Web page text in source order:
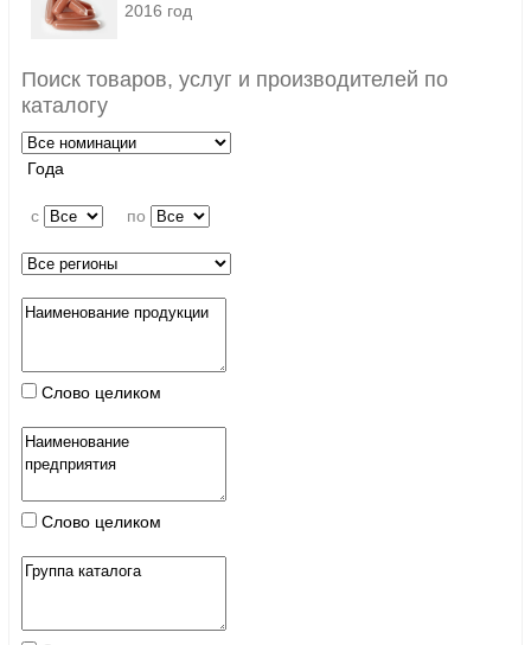
2016 год
Поиск товаров, услуг и производителей по
каталогу
Года
c по
Слово целиком
Слово целиком